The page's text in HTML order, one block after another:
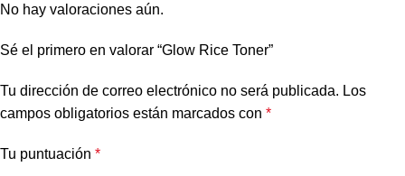
No hay valoraciones aún.
Sé el primero en valorar “Glow Rice Toner”
Tu dirección de correo electrónico no será publicada. Los
campos obligatorios están marcados con *
Tu puntuación *